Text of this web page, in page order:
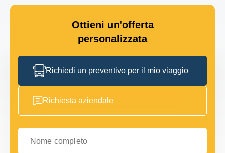
Ottieni un'offerta
personalizzata
Richiedi un preventivo per il mio viaggio
Richiesta aziendale
Nome completo